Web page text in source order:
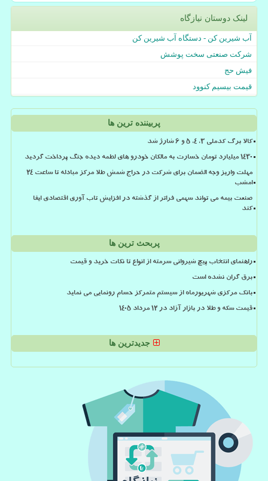
لینک دوستان نیازگاه
آب شیرین کن - دستگاه آب شیرین کن
شرکت صنعتی سخت پوشش
فیش حج
قیمت بیسیم کنوود
پربیننده ترین ها
کالا برگ کدملی 3، 4، 5 و 6 شارژ شد
۱۴۳۰ میلیارد تومان خسارت به مالکان خودرو های لطمه دیده جنگ پرداخت گردید
مهلت واریز وجه الضمان برای شرکت در حراج شمش طلا مرکز مبادله تا ساعت ۲۴
امشب
صنعت بیمه می تواند سهمی فراتر از گذشته در افزایش تاب آوری اقتصادی ایفا
کند
پربحث ترین ها
راهنمای انتخاب پیچ شیروانی سرمته از انواع تا نکات خرید و قیمت
برق گران نشده است
بانک مرکزی شهریورماه از سیستم متمرکز حسام رونمایی می نماید
قیمت سکه و طلا در بازار آزاد در ۱۲ مرداد ۱۴۰۵
جدیدترین ها